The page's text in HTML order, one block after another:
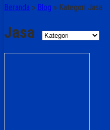
Beranda » Blog » Kategori Jasa
Jasa